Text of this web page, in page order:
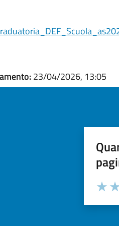
23/04/2026, 13:05
Valuta